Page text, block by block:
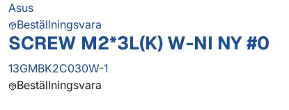
Asus
Beställningsvara
SCREW M2*3L(K) W-NI NY #0
13GMBK2C030W-1
Beställningsvara